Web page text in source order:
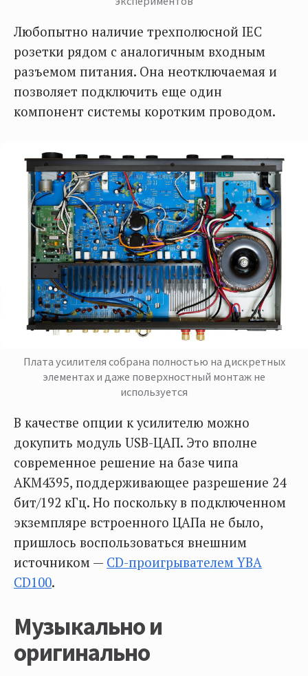
Любопытно наличие трехполюсной IEC
розетки рядом с аналогичным входным
разъемом питания. Она неотключаемая и
позволяет подключить еще один
компонент системы коротким проводом.
Плата усилителя собрана полностью на дискретных
элементах и даже поверхностный монтаж не
используется
В качестве опции к усилителю можно
докупить модуль USB-ЦАП. Это вполне
современное решение на базе чипа
АКМ4395, поддерживающее разрешение 24
бит/192 кГц. Но поскольку в подключенном
экземпляре встроенного ЦАПа не было,
пришлось воспользоваться внешним
источником — CD-проигрывателем YBA
CD100.
Музыкально и
оригинально